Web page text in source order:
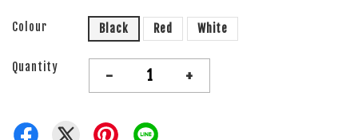
Colour Black Red White
Quantity - +